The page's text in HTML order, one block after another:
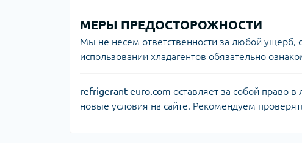
МЕРЫ ПРЕДОСТОРОЖНОСТИ
Мы не несем ответственности за любой ущерб,
использовании хладагентов обязательно
refrigerant-euro.com оставляет за собой право
новые условия на сайте. Рекомендуем